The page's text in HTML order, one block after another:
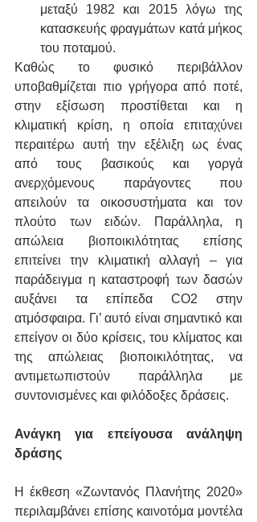
μεταξύ 1982 και 2015 λόγω της
κατασκευής φραγμάτων κατά μήκος
του ποταμού.
Καθώς το φυσικό περιβάλλον
υποβαθμίζεται πιο γρήγορα από ποτέ,
στην εξίσωση προστίθεται και η
κλιματική κρίση, η οποία επιταχύνει
περαιτέρω αυτή την εξέλιξη ως ένας
από τους βασικούς και γοργά
ανερχόμενους παράγοντες που
απειλούν τα οικοσυστήματα και τον
πλούτο των ειδών. Παράλληλα, η
απώλεια βιοποικιλότητας επίσης
επιτείνει την κλιματική αλλαγή – για
παράδειγμα η καταστροφή των δασών
αυξάνει τα επίπεδα CO2 στην
ατμόσφαιρα. Γι’ αυτό είναι σημαντικό και
επείγον οι δύο κρίσεις, του κλίματος και
της απώλειας βιοποικιλότητας, να
αντιμετωπιστούν παράλληλα με
συντονισμένες και φιλόδοξες δράσεις.
Ανάγκη για επείγουσα ανάληψη
δράσης
Η έκθεση «Ζωντανός Πλανήτης 2020»
περιλαμβάνει επίσης καινοτόμα μοντέλα